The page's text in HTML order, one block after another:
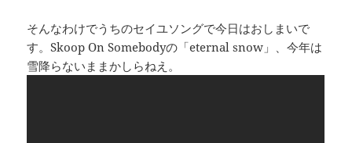
そんなわけでうちのセイユソングで今日はおしまいで
す。Skoop On Somebodyの「eternal snow」、今年は
雪降らないままかしらねえ。